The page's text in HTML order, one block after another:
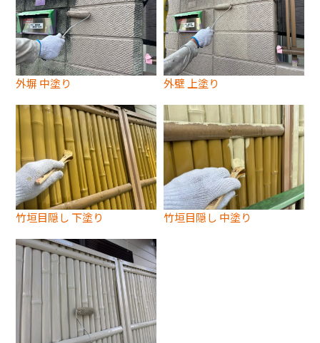
外塀 中塗り 外壁 上塗り
竹垣目隠し 下塗り 竹垣目隠し 中塗り